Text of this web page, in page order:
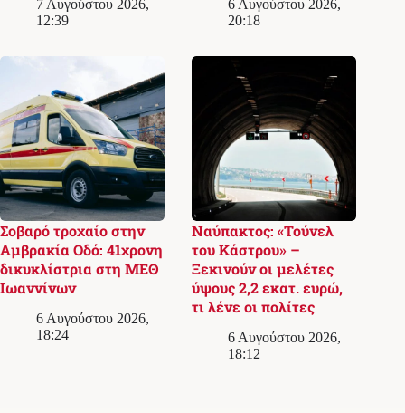
7 Αυγούστου 2026,
12:39
6 Αυγούστου 2026,
20:18
Σοβαρό τροχαίο στην
Αμβρακία Οδό: 41χρονη
δικυκλίστρια στη ΜΕΘ
Ιωαννίνων
6 Αυγούστου 2026,
18:24
Ναύπακτος: «Τούνελ
του Κάστρου» –
Ξεκινούν οι μελέτες
ύψους 2,2 εκατ. ευρώ,
τι λένε οι πολίτες
6 Αυγούστου 2026,
18:12